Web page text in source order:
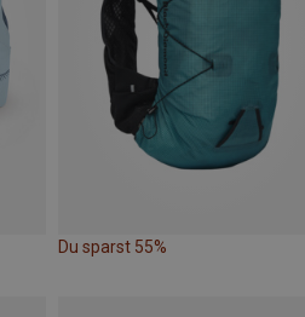
Du sparst 55%